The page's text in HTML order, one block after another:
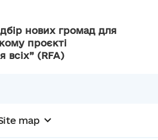
нових громад для
проєкті
всіх” (RFA)
map